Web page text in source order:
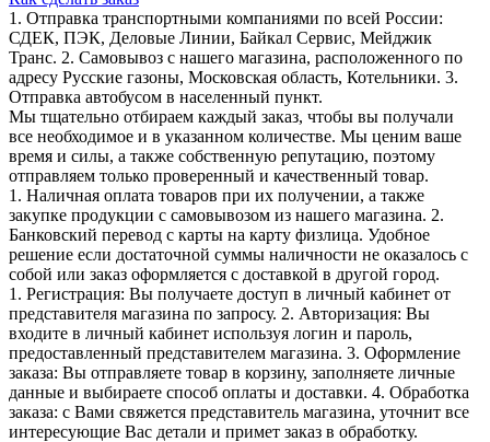
1. Отправка транспортными компаниями по всей России:
СДЕК, ПЭК, Деловые Линии, Байкал Сервис, Мейджик
Транс. 2. Самовывоз с нашего магазина, расположенного по
адресу Русские газоны, Московская область, Котельники. 3.
Отправка автобусом в населенный пункт.
Мы тщательно отбираем каждый заказ, чтобы вы получали
все необходимое и в указанном количестве. Мы ценим ваше
время и силы, а также собственную репутацию, поэтому
отправляем только проверенный и качественный товар.
1. Наличная оплата товаров при их получении, а также
закупке продукции с самовывозом из нашего магазина. 2.
Банковский перевод с карты на карту физлица. Удобное
решение если достаточной суммы наличности не оказалось с
собой или заказ оформляется с доставкой в другой город.
1. Регистрация: Вы получаете доступ в личный кабинет от
представителя магазина по запросу. 2. Авторизация: Вы
входите в личный кабинет используя логин и пароль,
предоставленный представителем магазина. 3. Оформление
заказа: Вы отправляете товар в корзину, заполняете личные
данные и выбираете способ оплаты и доставки. 4. Обработка
заказа: с Вами свяжется представитель магазина, уточнит все
интересующие Вас детали и примет заказ в обработку.